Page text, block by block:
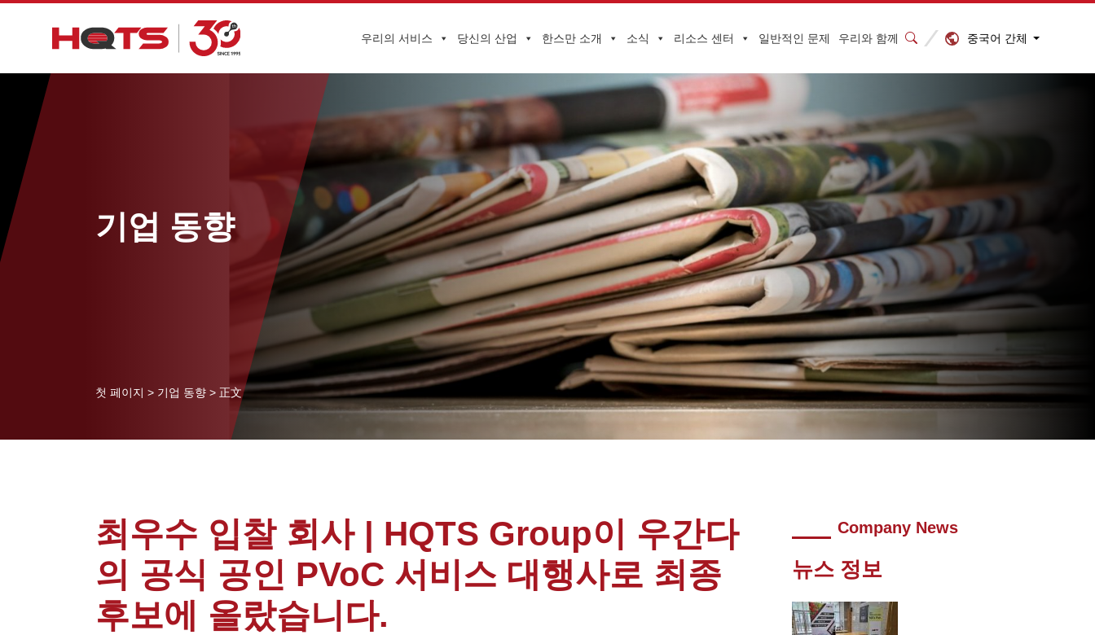
우리의 서비스 당신의 산업 한스만 소개 소식 리소스 센터 일반적인 문제 우리와 함께 중국어 간체
기업 동향
첫 페이지 > 기업 동향 > 正文
최우수 입찰 회사 | HQTS Group이 우간다
의 공식 공인 PVoC 서비스 대행사로 최종
후보에 올랐습니다.
Company News
뉴스 정보